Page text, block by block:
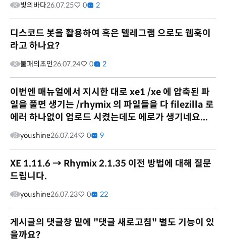
빛의바다26.07.25 0 2
디스코드 봇을 활용하여 혹은 텔레그램 으로도 웹훅이
라고 하나요?
불패의초인26.07.24 0 2
이번엔 매뉴얼에서 지시한 대로 xe1 /xe 에 압축된 파
일을 풀면 생기는 /rhymix 의 파일들을 다 filezilla 로
에러 하나없이 업로드 시켰는데도 에로가 생기네요...
youshine26.07.24 0 9
XE 1.11.6 → Rhymix 2.1.35 이전 방법에 대해 질문
드립니다.
youshine26.07.23 0 22
게시글의 댓글창 밑에 "댓글 새로고침" 별도 기능이 있
을까요?